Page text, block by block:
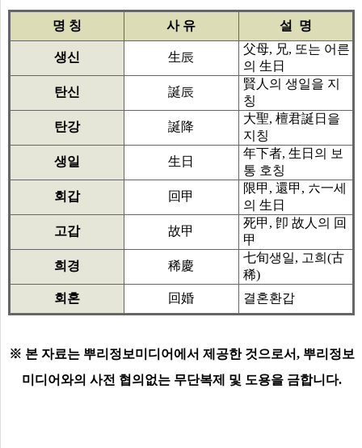
명 칭 사 유 설 명
생신 生辰
父母, 兄, 또는 어른
의 生日
탄신
誕辰
賢人의 생일을 지
칭
탄강
誕降
大聖, 檀君誕日을
지칭
생일
生日
年下者, 生日의 보
통 호칭
회갑
回甲
限甲, 還甲, 六一세
의 生日
고갑
故甲
死甲, 卽 故人의 回
甲
희경
稀慶
七旬생일, 고희(古
稀)
회혼
回婚 결혼환갑
※ 본 자료는 뿌리정보미디어에서 제공한 것으로서, 뿌리정보
미디어와의 사전 협의없는 무단복제 및 도용을 금합니다.